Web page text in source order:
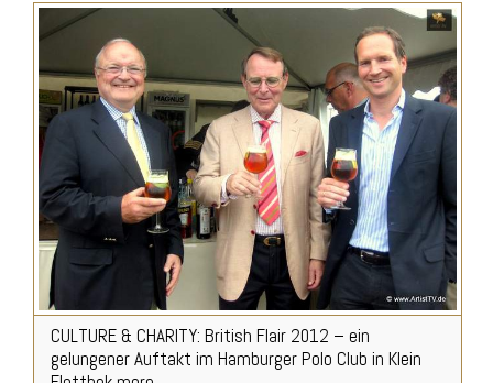
CULTURE & CHARITY: British Flair 2012 – ein
gelungener Auftakt im Hamburger Polo Club in Klein